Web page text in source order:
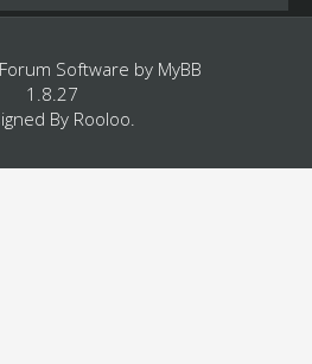
Software by MyBB
1.8.27
By Rooloo.